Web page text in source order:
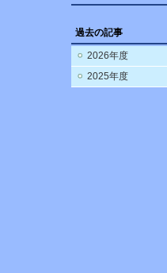
過去の記事
2026年度
2025年度